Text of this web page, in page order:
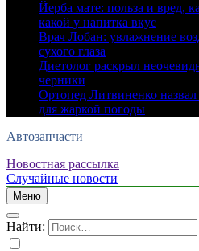
Йерба мате: польза и вред,
какой у напитка вкус
Врач Лобан: увлажнение
сухого глаза
Диетолог раскрыл
черники
Ортопед Литвиненко
для жаркой погоды
Автозапчасти
Новостная рассылка
Случайные новости
Меню
Найти: